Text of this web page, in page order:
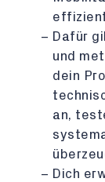
Dafür
und
dein
an,
Dich